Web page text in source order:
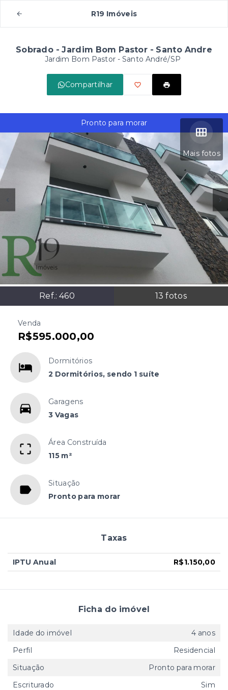
R19 Imóveis
Sobrado - Jardim Bom Pastor - Santo Andre
Jardim Bom Pastor - Santo André/SP
Compartilhar
Mais fotos
Ref.:460 13 fotos
Pronto para morar
Venda
R$595.000,00
Dormitórios
2 Dormitórios, sendo 1 suíte
Garagens
3 Vagas
Área Construída
115 m²
Situação
Pronto para morar
Taxas
IPTU Anual R$1.150,00
Ficha do imóvel
Idade do imóvel
4 anos
Perfil
Residencial
Situação
Pronto para morar
Escriturado
Sim